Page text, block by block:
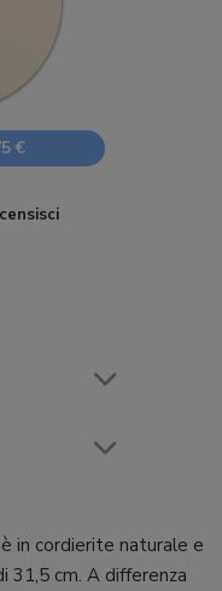
€
è in cordierite naturale e
31,5 cm. A differenza